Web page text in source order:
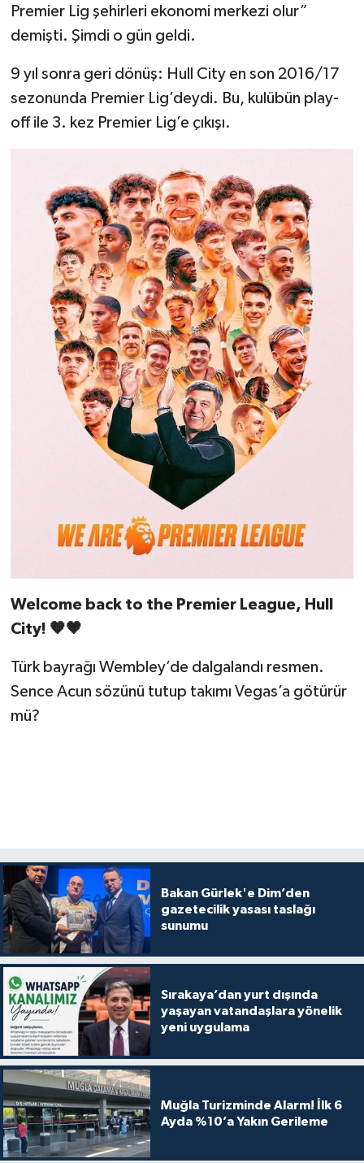
Premier Lig şehirleri ekonomi merkezi olur”
demişti. Şimdi o gün geldi.
9 yıl sonra geri dönüş: Hull City en son 2016/17
sezonunda Premier Lig’deydi. Bu, kulübün play-
off ile 3. kez Premier Lig’e çıkışı.
Welcome back to the Premier League, Hull
City! 🧡🖤
Türk bayrağı Wembley’de dalgalandı resmen.
Sence Acun sözünü tutup takımı Vegas’a götürür
mü?
Bakan Gürlek'e Dim’den
gazetecilik yasası taslağı
sunumu
Sırakaya’dan yurt dışında
yaşayan vatandaşlara yönelik
yeni uygulama
Muğla Turizminde Alarm! İlk 6
Ayda %10’a Yakın Gerileme